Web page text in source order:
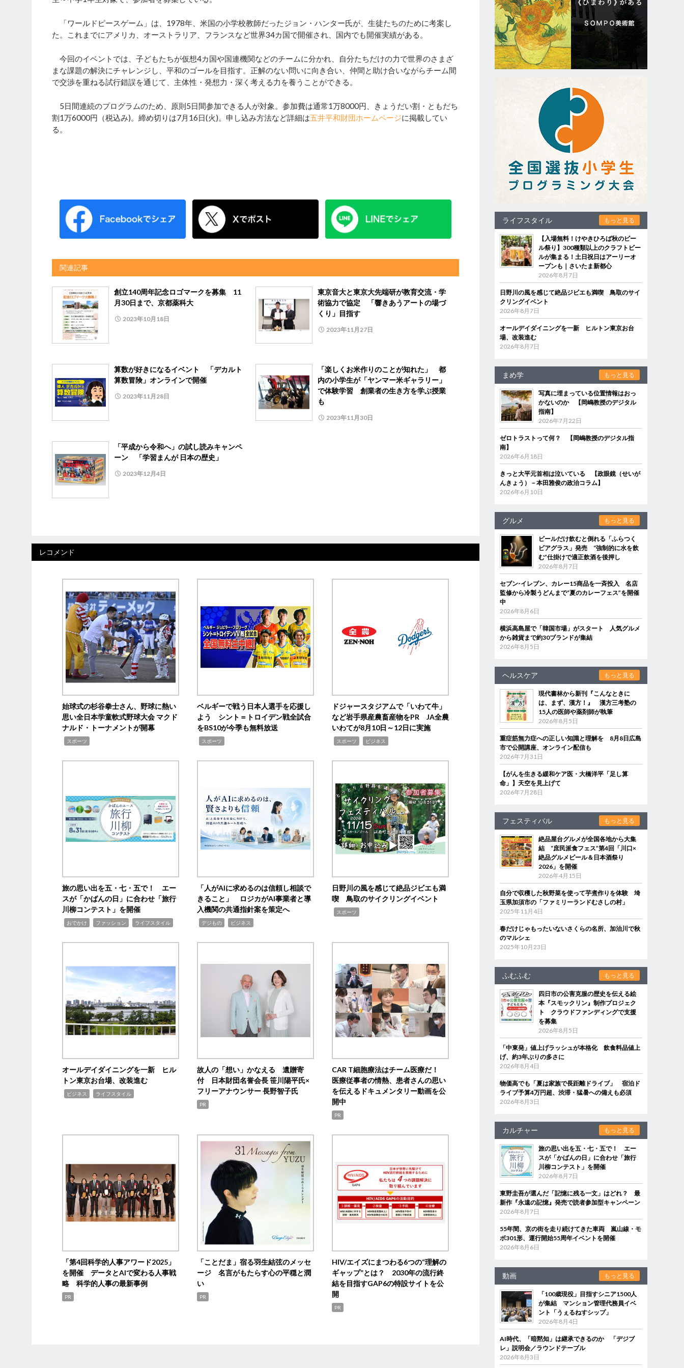
「ワールドピースゲーム」は、1978年、米国の小学校教師だったジョン・ハンター氏が、生徒たちのために考案し
た。これまでにアメリカ、オーストラリア、フランスなど世界34カ国で開催され、国内でも開催実績がある。
今回のイベントでは、子どもたちが仮想4カ国や国連機関などのチームに分かれ、自分たちだけの力で世界のさまざ
まな課題の解決にチャレンジし、平和のゴールを目指す。正解のない問いに向き合い、仲間と助け合いながらチーム間
で交渉を重ねる試行錯誤を通じて、主体性・発想力・深く考える力を養うことができる。
5日間連続のプログラムのため、原則5日間参加できる人が対象。参加費は通常1万8000円、きょうだい割・ともだち
割1万6000円（税込み)。締め切りは7月16日(火)。申し込み方法など詳細は五井平和財団ホームページに掲載してい
る。
関連記事
創立140周年記念ロゴマークを募集 11
月30日まで、京都薬科大
2023年10月18日
東京音大と東京大先端研が教育交流・学
術協力で協定 「響きあうアートの場づ
くり」目指す
2023年11月27日
算数が好きになるイベント 「デカルト
算数冒険」オンラインで開催
2023年11月28日
「楽しくお米作りのことが知れた」 都
内の小学生が「ヤンマー米ギャラリー」
で体験学習 創業者の生き方を学ぶ授業
も
2023年11月30日
「平成から令和へ」の試し読みキャンペ
ーン 「学習まんが 日本の歴史」
2023年12月4日
レコメンド
始球式の杉谷拳士さん、野球に熱い
思い全日本学童軟式野球大会 マクド
ナルド・トーナメントが開幕
スポーツ
ベルギーで戦う日本人選手を応援し
よう シント＝トロイデン戦全試合
をBS10が今季も無料放送
スポーツ
ドジャースタジアムで「いわて牛」
など岩手県産農畜産物をPR JA全農
いわてが8月10日～12日に実施
スポーツ ビジネス
旅の思い出を五・七・五で！ エー
スが「かばんの日」に合わせ「旅行
川柳コンテスト」を開催
おでかけ ファッション ライフスタイル
「人がAIに求めるのは信頼し相談で
きること」 ロジカがAI事業者と導
入機関の共通指針案を策定へ
デジもの ビジネス
日野川の風を感じて絶品ジビエも満
喫 鳥取のサイクリングイベント
スポーツ
オールデイダイニングを一新 ヒル
トン東京お台場、改装進む
ビジネス ライフスタイル
故人の「想い」かなえる 遺贈寄
付 日本財団名誉会長 笹川陽平氏×
フリーアナウンサー 長野智子氏
PR
CAR T細胞療法はチーム医療だ！
医療従事者の情熱、患者さんの思い
を伝えるドキュメンタリー動画を公
開中
PR
「第4回科学的人事アワード2025」
を開催 データとAIで変わる人事戦
略 科学的人事の最新事例
PR
「ことだま」宿る羽生結弦のメッセ
ージ 名言がもたらす心の平穏と潤
い
PR
HIV/エイズにまつわる6つの“理解の
ギャップ”とは？ 2030年の流行終
結を目指すGAP6の特設サイトを公
開
PR
ライフスタイル もっと見る
【入場無料！けやきひろば秋のビー
ル祭り】300種類以上のクラフトビー
ルが集まる！土日祝日はアーリーオ
ープンも｜さいたま新都心
2026年8月7日
日野川の風を感じて絶品ジビエも満喫 鳥取のサイ
クリングイベント
2026年8月7日
オールデイダイニングを一新 ヒルトン東京お台
場、改装進む
2026年8月7日
まめ学 もっと見る
写真に埋まっている位置情報はおっ
かないのか 【岡嶋教授のデジタル
指南】
2026年7月22日
ゼロトラストって何？ 【岡嶋教授のデジタル指
南】
2026年6月18日
きっと大平元首相は泣いている 【政眼鏡（せいが
んきょう）－本田雅俊の政治コラム】
2026年6月10日
グルメ もっと見る
ビールだけ飲むと倒れる「ふらつく
ビアグラス」発売 “強制的に水を飲
む”仕掛けで適正飲酒を後押し
2026年8月7日
セブン‐イレブン、カレー15商品を一斉投入 名店
監修から冷製うどんまで“夏のカレーフェス”を開催
中
2026年8月6日
横浜高島屋で「韓国市場」がスタート 人気グルメ
から雑貨まで約30ブランドが集結
2026年8月5日
ヘルスケア もっと見る
現代書林から新刊『こんなときに
は、まず、漢方！』 漢方三考塾の
15人の医師や薬剤師が執筆
2026年8月5日
重症筋無力症への正しい知識と理解を 8月8日広島
市で公開講座、オンライン配信も
2026年7月31日
【がんを生きる緩和ケア医・大橋洋平「足し算
命」】天空を見上げて
2026年7月28日
フェスティバル もっと見る
絶品屋台グルメが全国各地から大集
結 “庶民派食フェス”第4回「川口×
絶品グルメビール＆日本酒祭り
2026」を開催
2026年4月15日
自分で収穫した秋野菜を使って芋煮作りを体験 埼
玉県加須市の「ファミリーランドむさしの村」
2025年11月4日
春だけじゃもったいないさくらの名所、加治川で秋
のマルシェ
2025年10月23日
ふむふむ もっと見る
四日市の公害克服の歴史を伝える絵
本『スモックリン』制作プロジェク
ト クラウドファンディングで支援
を募集
2026年8月5日
「中東発」値上げラッシュが本格化 飲食料品値上
げ、約3年ぶりの多さに
2026年8月4日
物価高でも「夏は家族で長距離ドライブ」 宿泊ド
ライブ予算4万円超、渋滞・猛暑への備えも必須
2026年8月3日
カルチャー もっと見る
旅の思い出を五・七・五で！ エー
スが「かばんの日」に合わせ「旅行
川柳コンテスト」を開催
2026年8月7日
東野圭吾が選んだ「記憶に残る一文」はどれ？ 最
新作『永遠の記憶』発売で読者参加型キャンペーン
2026年8月7日
55年間、京の街を走り続けてきた車両 嵐山線・モ
ボ301形、運行開始55周年イベントを開催
2026年8月6日
動画 もっと見る
「100歳現役」目指すシニア1500人
が集結 マンション管理代務員イベ
ント「うぇるねすシップ」
2026年8月4日
AI時代、「暗黙知」は継承できるのか 「デジブ
レ」説明会／ラウンドテーブル
2026年8月3日